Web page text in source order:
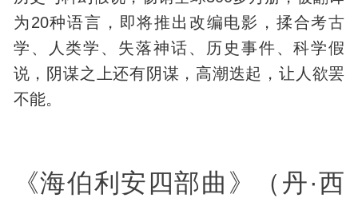
为20种语言，即将推出改编电影，揉合考古
学、人类学、失落神话、历史事件、科学假
说，阴谋之上还有阴谋，高潮迭起，让人欲罢
不能。
《海伯利安四部曲》（丹·西